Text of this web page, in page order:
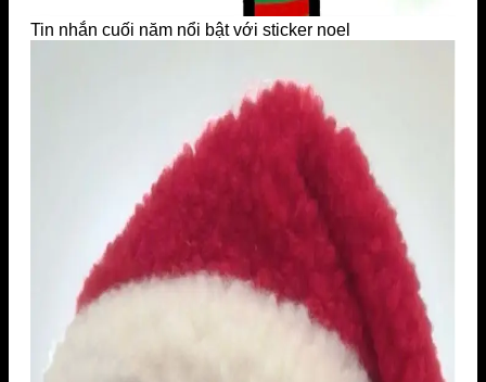
Tin nhắn cuối năm nổi bật với sticker noel